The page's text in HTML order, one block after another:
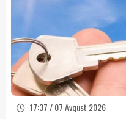
17:37 / 07 Avqust 2026